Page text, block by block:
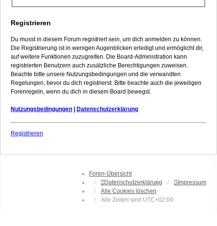
Registrieren
Du musst in diesem Forum registriert sein, um dich anmelden zu können.
Die Registrierung ist in wenigen Augenblicken erledigt und ermöglicht dir,
auf weitere Funktionen zuzugreifen. Die Board-Administration kann
registrierten Benutzern auch zusätzliche Berechtigungen zuweisen.
Beachte bitte unsere Nutzungsbedingungen und die verwandten
Regelungen, bevor du dich registrierst. Bitte beachte auch die jeweiligen
Forenregeln, wenn du dich in diesem Board bewegst.
Nutzungsbedingungen Datenschutzerklärung
Registrieren
Foren-Übersicht
Datenschutzerklärung
Impressum
Alle Cookies löschen
Alle Zeiten sind UTC+02:00